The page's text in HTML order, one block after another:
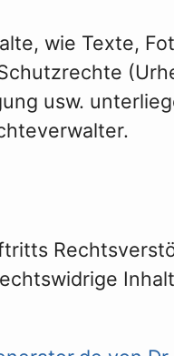
wie Texte,
usw.